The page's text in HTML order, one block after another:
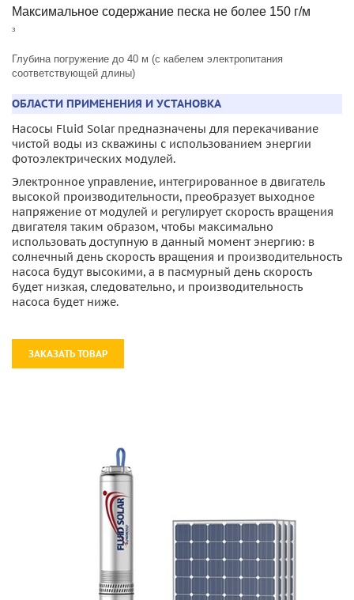
Максимальное содержание песка не более 150 г/м
³
Глубина погружение до 40 м (с кабелем электропитания
соответствующей длины)
ОБЛАСТИ ПРИМЕНЕНИЯ И УСТАНОВКА
Насосы Fluid Solar предназначены для перекачивание
чистой воды из скважины с использованием энергии
фотоэлектрических модулей.
Электронное управление, интегрированное в двигатель
высокой производительности, преобразует выходное
напряжение от модулей и регулирует скорость вращения
двигателя таким образом, чтобы максимально
использовать доступную в данный момент энергию: в
солнечный день скорость вращения и производительность
насоса будут высокими, а в пасмурный день скорость
будет низкая, следовательно, и производительность
насоса будет ниже.
ЗАКАЗАТЬ ТОВАР